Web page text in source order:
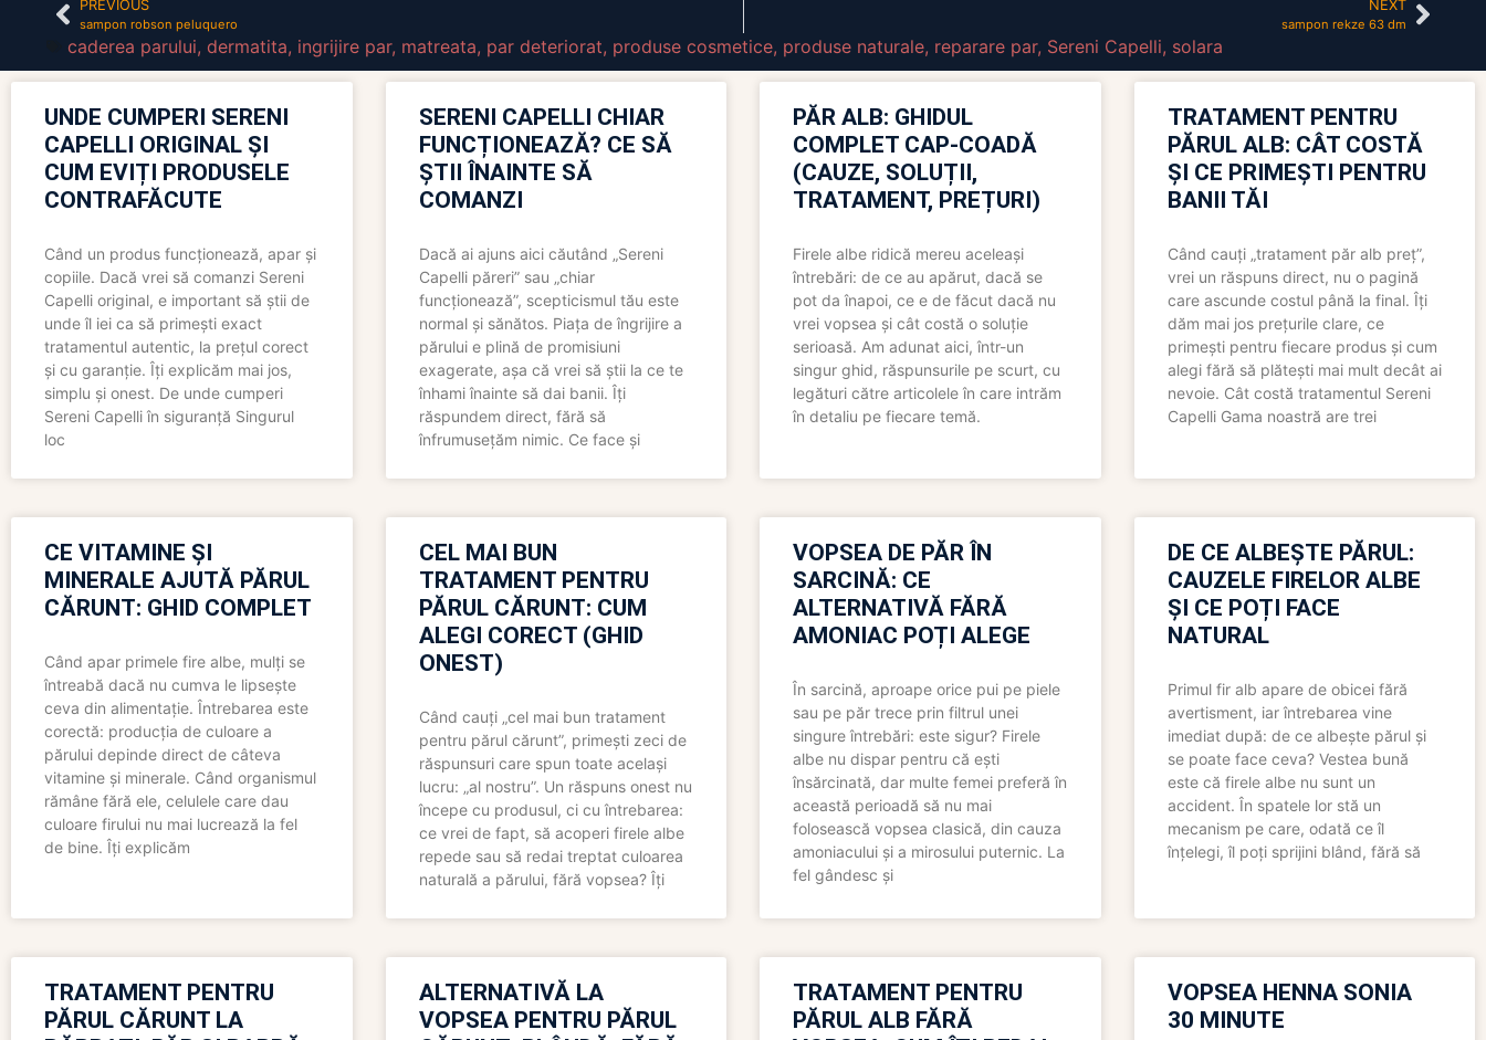
PREVIOUS
sampon robson peluquero
NEXT
sampon rekze 63 dm
caderea parului, dermatita, ingrijire par, matreata, par deteriorat, produse cosmetice, produse naturale, reparare par, Sereni Capelli, solara
UNDE CUMPERI SERENI
CAPELLI ORIGINAL ȘI
CUM EVIȚI PRODUSELE
CONTRAFĂCUTE
Când un produs funcționează, apar și
copiile. Dacă vrei să comanzi Sereni
Capelli original, e important să știi de
unde îl iei ca să primești exact
tratamentul autentic, la prețul corect
și cu garanție. Îți explicăm mai jos,
simplu și onest. De unde cumperi
Sereni Capelli în siguranță Singurul
loc
SERENI CAPELLI CHIAR
FUNCȚIONEAZĂ? CE SĂ
ȘTII ÎNAINTE SĂ
COMANZI
Dacă ai ajuns aici căutând „Sereni
Capelli păreri” sau „chiar
funcționează”, scepticismul tău este
normal și sănătos. Piața de îngrijire a
părului e plină de promisiuni
exagerate, așa că vrei să știi la ce te
înhami înainte să dai banii. Îți
răspundem direct, fără să
înfrumusețăm nimic. Ce face și
PĂR ALB: GHIDUL
COMPLET CAP-COADĂ
(CAUZE, SOLUȚII,
TRATAMENT, PREȚURI)
Firele albe ridică mereu aceleași
întrebări: de ce au apărut, dacă se
pot da înapoi, ce e de făcut dacă nu
vrei vopsea și cât costă o soluție
serioasă. Am adunat aici, într-un
singur ghid, răspunsurile pe scurt, cu
legături către articolele în care intrăm
în detaliu pe fiecare temă.
TRATAMENT PENTRU
PĂRUL ALB: CÂT COSTĂ
ȘI CE PRIMEȘTI PENTRU
BANII TĂI
Când cauți „tratament păr alb preț”,
vrei un răspuns direct, nu o pagină
care ascunde costul până la final. Îți
dăm mai jos prețurile clare, ce
primești pentru fiecare produs și cum
alegi fără să plătești mai mult decât ai
nevoie. Cât costă tratamentul Sereni
Capelli Gama noastră are trei
CE VITAMINE ȘI
MINERALE AJUTĂ PĂRUL
CĂRUNT: GHID COMPLET
Când apar primele fire albe, mulți se
întreabă dacă nu cumva le lipsește
ceva din alimentație. Întrebarea este
corectă: producția de culoare a
părului depinde direct de câteva
vitamine și minerale. Când organismul
rămâne fără ele, celulele care dau
culoare firului nu mai lucrează la fel
de bine. Îți explicăm
CEL MAI BUN
TRATAMENT PENTRU
PĂRUL CĂRUNT: CUM
ALEGI CORECT (GHID
ONEST)
Când cauți „cel mai bun tratament
pentru părul cărunt”, primești zeci de
răspunsuri care spun toate același
lucru: „al nostru”. Un răspuns onest nu
începe cu produsul, ci cu întrebarea:
ce vrei de fapt, să acoperi firele albe
repede sau să redai treptat culoarea
naturală a părului, fără vopsea? Îți
VOPSEA DE PĂR ÎN
SARCINĂ: CE
ALTERNATIVĂ FĂRĂ
AMONIAC POȚI ALEGE
În sarcină, aproape orice pui pe piele
sau pe păr trece prin filtrul unei
singure întrebări: este sigur? Firele
albe nu dispar pentru că ești
însărcinată, dar multe femei preferă în
această perioadă să nu mai
folosească vopsea clasică, din cauza
amoniacului și a mirosului puternic. La
fel gândesc și
DE CE ALBEȘTE PĂRUL:
CAUZELE FIRELOR ALBE
ȘI CE POȚI FACE
NATURAL
Primul fir alb apare de obicei fără
avertisment, iar întrebarea vine
imediat după: de ce albește părul și
se poate face ceva? Vestea bună
este că firele albe nu sunt un
accident. În spatele lor stă un
mecanism pe care, odată ce îl
înțelegi, îl poți sprijini blând, fără să
TRATAMENT PENTRU
PĂRUL CĂRUNT LA
ALTERNATIVĂ LA
VOPSEA PENTRU PĂRUL
TRATAMENT PENTRU
PĂRUL ALB FĂRĂ
VOPSEA HENNA SONIA
30 MINUTE